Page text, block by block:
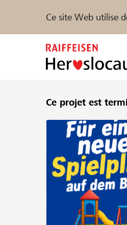
Ce site Web utilise
Parrainer
Trouvez des
FR IT
Ce projet est